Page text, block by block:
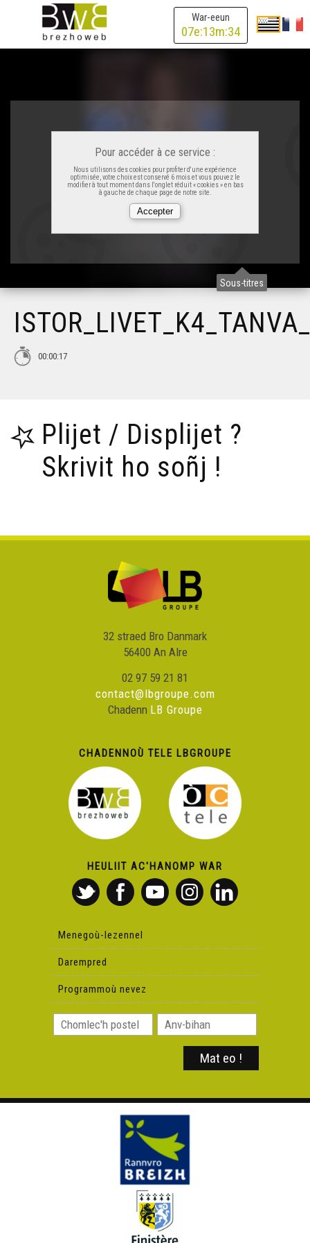
War-eeun
07e:13m:34
Sous-titres
Pour accéder à ce service :
Nous utilisons des cookies pour profiter d'une expérience
optimisée, votre choix est conservé 6 mois et vous pouvez le
modifier à tout moment dans l'onglet réduit « cookies » en bas
à gauche de chaque page de notre site.
00:00:17
Plijet / Displijet ?
Skrivit ho soñj !
32 straed Bro Danmark
56400 An Alre
02 97 59 21 81
contact@lbgroupe.com
Chadenn LB Groupe
CHADENNOÙ TELE LBGROUPE
HEULIIT AC'HANOMP WAR
Menegoù-lezennel
Darempred
Programmoù nevez